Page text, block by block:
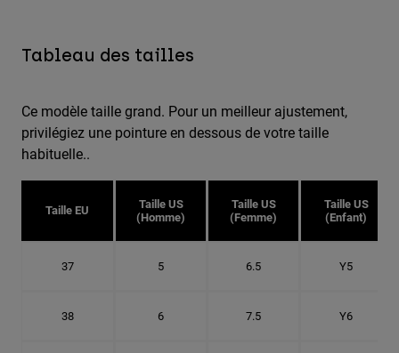
Tableau des tailles
Ce modèle taille grand. Pour un meilleur ajustement,
privilégiez une pointure en dessous de votre taille
habituelle..
Taille EU
Taille US
(Homme)
Taille US
(Femme)
Taille US
(Enfant)
37 5 6.5 Y5
38 6 7.5 Y6